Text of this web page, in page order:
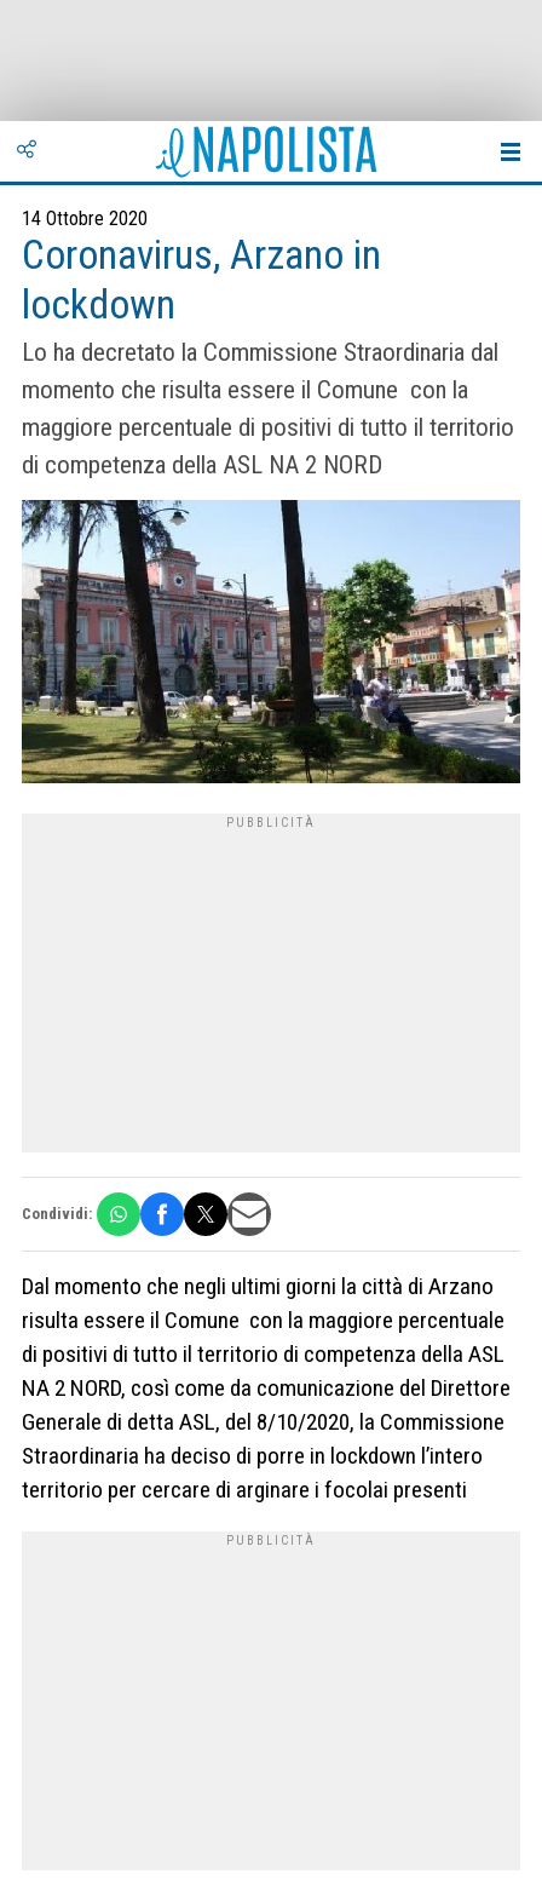
14 Ottobre 2020
Coronavirus, Arzano in
lockdown
Lo ha decretato la Commissione Straordinaria dal
momento che risulta essere il Comune con la
maggiore percentuale di positivi di tutto il territorio
di competenza della ASL NA 2 NORD
Condividi:
Dal momento che negli ultimi giorni la città di Arzano
risulta essere il Comune con la maggiore percentuale
di positivi di tutto il territorio di competenza della ASL
NA 2 NORD, così come da comunicazione del Direttore
Generale di detta ASL, del 8/10/2020, la Commissione
Straordinaria ha deciso di porre in lockdown l’intero
territorio per cercare di arginare i focolai presenti